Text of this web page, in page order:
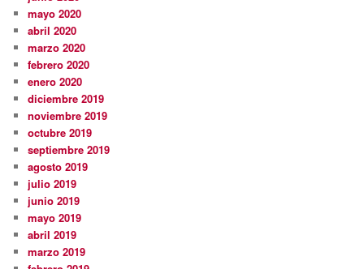
mayo 2020
abril 2020
marzo 2020
febrero 2020
enero 2020
diciembre 2019
noviembre 2019
octubre 2019
septiembre 2019
agosto 2019
julio 2019
junio 2019
mayo 2019
abril 2019
marzo 2019